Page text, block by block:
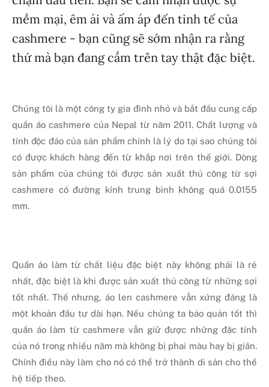
mềm mại, êm ái và ấm áp đến tinh tế của
cashmere - bạn cũng sẽ sớm nhận ra rằng
thứ mà bạn đang cầm trên tay thật đặc biệt.
Chúng tôi là một công ty gia đình nhỏ và bắt đầu cung cấp
quần áo cashmere của Nepal từ năm 2011. Chất lượng và
tính độc đáo của sản phẩm chính là lý do tại sao chúng tôi
có được khách hàng đến từ khắp nơi trên thế giới. Dòng
sản phẩm của chúng tôi được sản xuất thủ công từ sợi
cashmere có đường kính trung bình không quá 0.0155
mm.
Quần áo làm từ chất liệu đặc biệt này không phải là rẻ
nhất, đặc biệt là khi được sản xuất thủ công từ những sợi
tốt nhất. Thế nhưng, áo len cashmere vẫn xứng đáng là
một khoản đầu tư dài hạn. Nếu chúng ta bảo quản tốt thì
quần áo làm từ cashmere vẫn giữ được những đặc tính
của nó trong nhiều năm mà không bị phai màu hay bị giãn.
Chính điều này làm cho nó có thể trở thành di sản cho thế
hệ tiếp theo.